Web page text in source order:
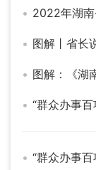
2022年湖